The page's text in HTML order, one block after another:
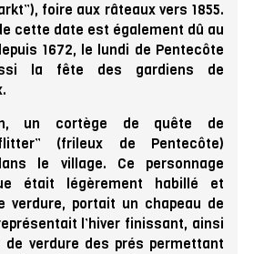
foire aux râteaux vers 1855.
cette date est également dû au
1672, le lundi de Pentecôte
la fête des gardiens de
un cortège de quête de
(frileux de Pentecôte)
le village. Ce personnage
était légèrement habillé et
verdure, portait un chapeau de
l’hiver finissant, ainsi
de verdure des prés permettant